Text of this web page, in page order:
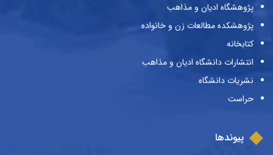
پژوهشگاه ادیان و مذاهب
پژوهشکده مطالعات زن و خانواده
کتابخانه
انتشارات دانشگاه ادیان و مذاهب
نشریات دانشگاه
حراست
پیوندها